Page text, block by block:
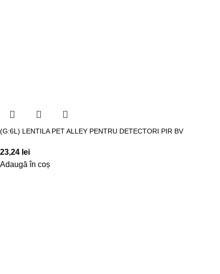
(G:6L) LENTILA PET ALLEY PENTRU DETECTORI PIR BV
23,24 lei
Adaugă în coș